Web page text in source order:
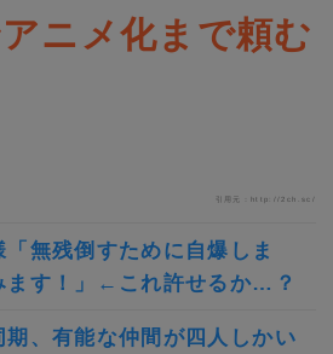
ニメ化まで頼む
引用元：http://2ch.sc/
「無残倒すために自爆しま
ます！」←これ許せるか…？
期、有能な仲間が四人しかい